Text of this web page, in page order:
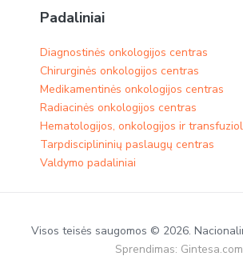
Padaliniai
Diagnostinės onkologijos centras
Chirurginės onkologijos centras
Medikamentinės onkologijos centras​
Radiacinės onkologijos centras
Hematologijos, onkologijos ir
Tarpdisciplininių paslaugų centras
Valdymo padaliniai
Visos teisės saugomos © 2026.
Sprendimas: Gintesa.com